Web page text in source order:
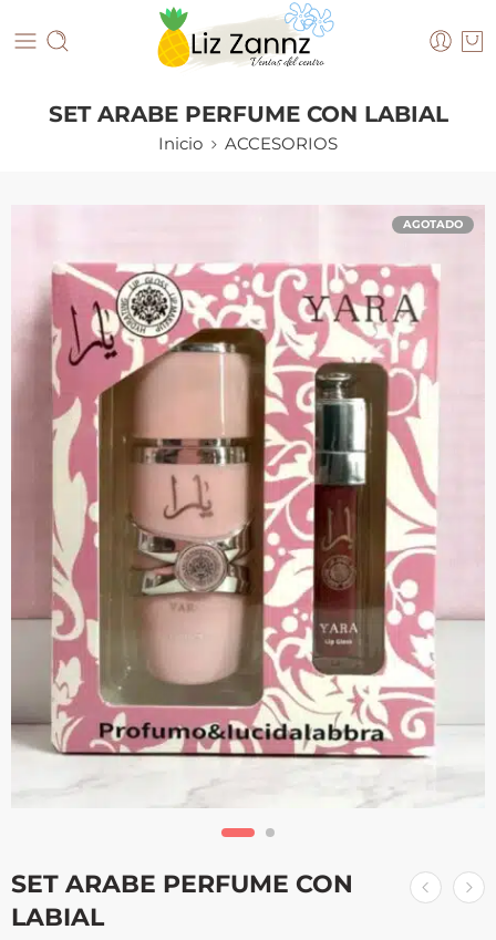
SET ARABE PERFUME CON LABIAL
Inicio ACCESORIOS
AGOTADO
SET ARABE PERFUME CON
LABIAL